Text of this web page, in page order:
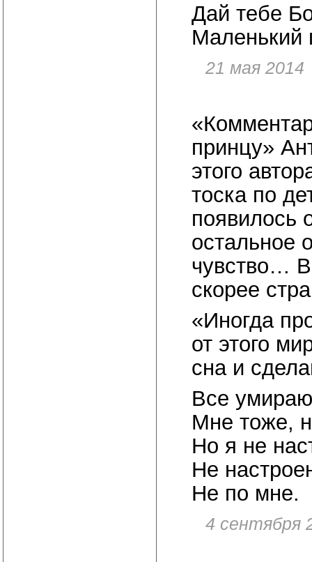
Дай тебе
Маленький
21 мая 2014
принцу»
этого
тоска по
появилось
остальное
чувство…
скорее
«Иногда
от этого
сна и
Все
Мне тоже,
Но я не
Не
Не по мне.
4 сентября